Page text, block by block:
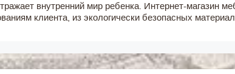
внутренний мир ребенка. Интернет-магазин
клиента, из экологически безопасных